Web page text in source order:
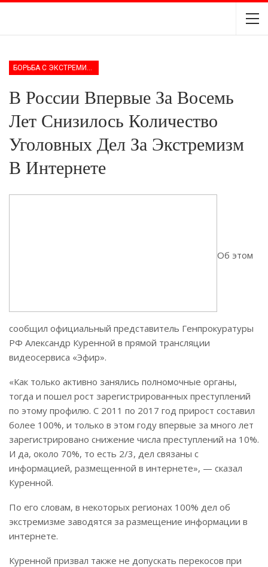
В России Впервые За Восемь
Лет Снизилось Количество
Уголовных Дел За Экстремизм
В Интернете
Об этом
сообщил официальный представитель Генпрокуратуры
РФ Александр Куренной в прямой трансляции
видеосервиса «Эфир».
«Как только активно занялись полномочные органы,
тогда и пошел рост зарегистрированных преступлений
по этому профилю. С 2011 по 2017 год прирост составил
более 100%, и только в этом году впервые за много лет
зарегистрировано снижение числа преступлений на 10%.
И да, около 70%, то есть 2/3, дел связаны с
информацией, размещенной в интернете», — сказал
Куренной.
По его словам, в некоторых регионах 100% дел об
экстремизме заводятся за размещение информации в
интернете.
Куренной призвал также не допускать перекосов при